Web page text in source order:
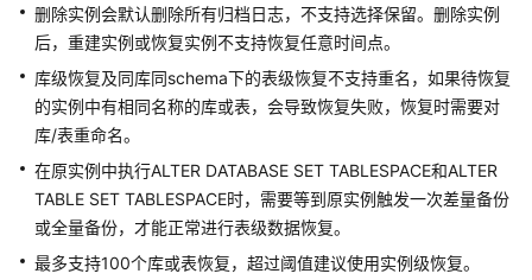
南
选
型
建
过
IAM
删除实例会默认删除所有归档日志，不支持选择保留。删除实例
后，重建实例或恢复实例不支持恢复任意时间点。
库级恢复及同库同schema下的表级恢复不支持重名，如果待恢复
的实例中有相同名称的库或表，会导致恢复失败，恢复时需要对
库/表重命名。
在原实例中执行ALTER DATABASE SET TABLESPACE和ALTER
TABLE SET TABLESPACE时，需要等到原实例触发一次差量备份
或全量备份，才能正常进行表级数据恢复。
最多支持100个库或表恢复，超过阈值建议使用实例级恢复。